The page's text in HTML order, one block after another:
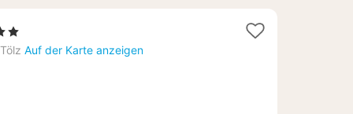
Auf der Karte anzeigen